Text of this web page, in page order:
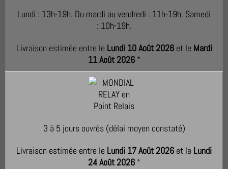
Lundi : 13h-19h. Du mardi au vendredi : 11h-19h. Samedi
: 10h-19h.
Livraison estimée entre le Lundi 10 Août 2026et le Mardi
11 Août 2026 *
3 à 5 jours ouvrés (délai moyen constaté)
Livraison estimée entre le Lundi 17 Août 2026 et le Lundi
24 Août 2026 *